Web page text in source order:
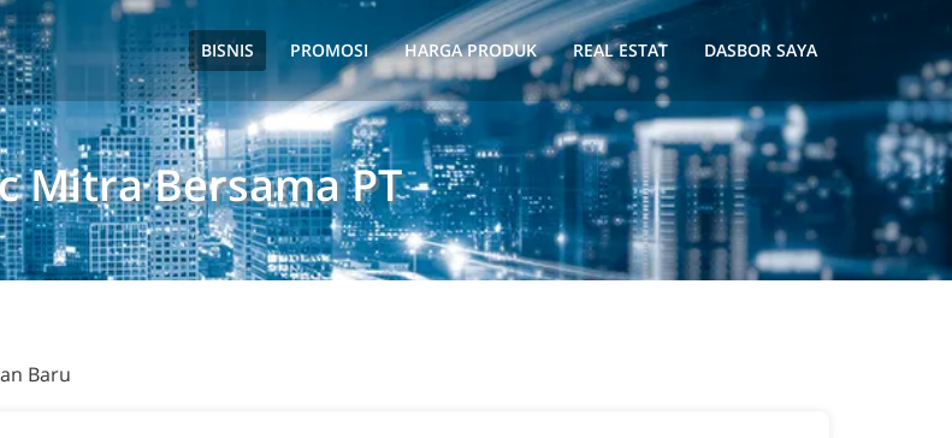
BISNIS PROMOSI HARGA PRODUK REAL ESTAT DASBOR SAYA
Mitra Bersama PT
Baru